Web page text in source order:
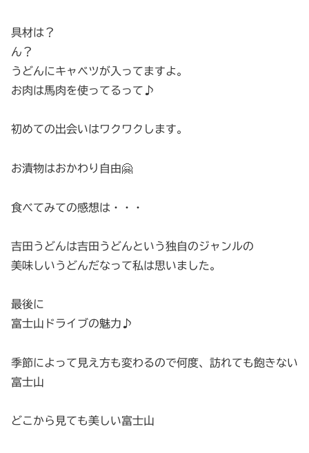
具材は？
ん？
うどんにキャベツが入ってますよ。
お肉は馬肉を使ってるって♪
初めての出会いはワクワクします。
お漬物はおかわり自由🤗
食べてみての感想は・・・
吉田うどんは吉田うどんという独自のジャンルの
美味しいうどんだなって私は思いました。
最後に
富士山ドライブの魅力♪
季節によって見え方も変わるので何度、訪れても飽きない
富士山
どこから見ても美しい富士山